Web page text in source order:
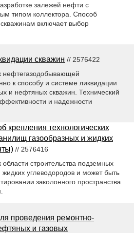
залежей нефти с
типом коллектора. Способ
включает выбор
скважин // 2576422
нефтегазодобывающей
к способу и системе ликвидации
и нефтяных скважин. Технический
и надежности
крепления технологических
газообразных и жидких
// 2576416
области строительства подземных
углеводородов и может быть
заколонного пространства
проведения ремонтно-
и газовых